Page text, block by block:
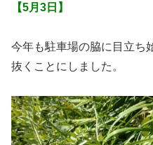
【5月3日】
今年も駐車場の脇に目立ち
抜くことにしました。